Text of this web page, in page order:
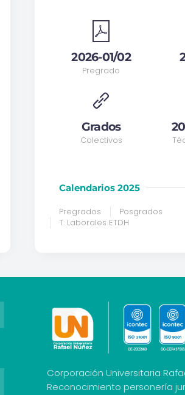
2026-01/02
Pregrado
Grados
Colectivos
Calendarios 2025
Pregrados
Posgrados
T. Laborales ETDH
Corporación Universitaria
Reconocimiento personería